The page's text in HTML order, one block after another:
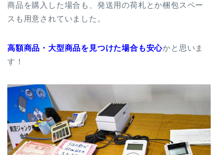
商品を購入した場合も、発送用の荷札とか梱包スペー
スも用意されていました。
高額商品・大型商品を見つけた場合も安心かと思いま
す！